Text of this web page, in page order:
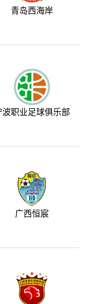
青岛西海岸
波职业足球俱乐部
广西恒宸